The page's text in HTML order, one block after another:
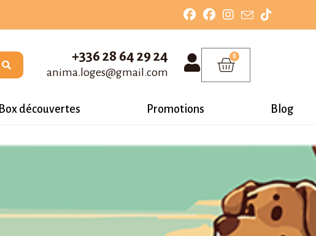
+336 28 64 29 24
anima.loges@gmail.com
0
Box découvertes Promotions Blog